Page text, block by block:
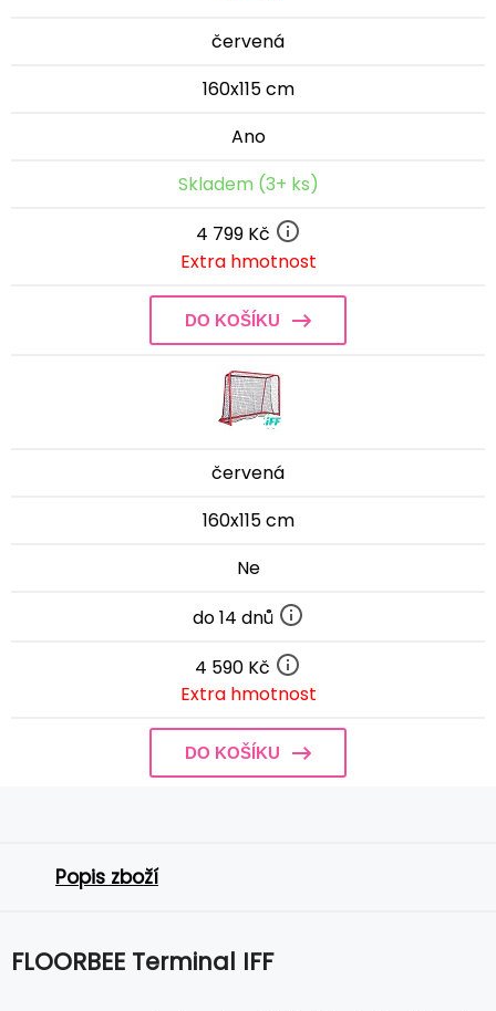
červená
160x115 cm
Ano
Skladem (3+ ks)
4 799 Kč
Extra hmotnost
DO KOŠÍKU
červená
160x115 cm
Ne
do 14 dnů
4 590 Kč
Extra hmotnost
DO KOŠÍKU
Popis zboží
FLOORBEE Terminal IFF